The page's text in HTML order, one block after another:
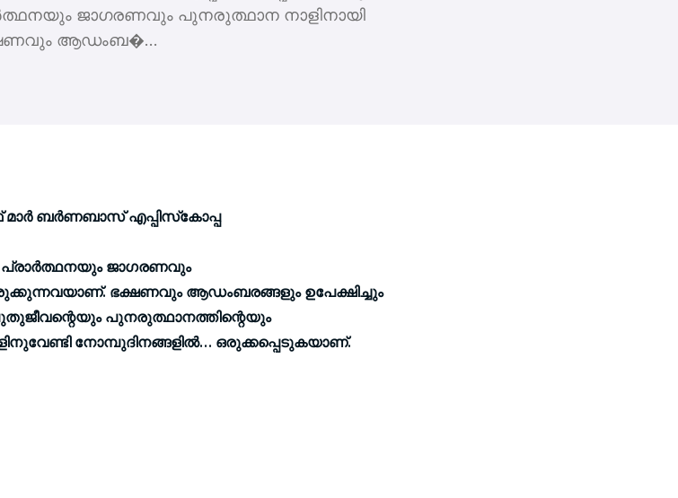
ജാഗരണവും പുനരുത്ഥാന നാളിനായി
ആഡംബ�...
മാര്‍ ബര്‍ണബാസ് എപ്പിസ്‌കോപ്പ
പ്രാര്‍ത്ഥനയും ജാഗരണവും
ഭക്ഷണവും ആഡംബരങ്ങളും ഉപേക്ഷിച്ചും
പുനരുത്ഥാനത്തിന്റെയും
നോമ്പുദിനങ്ങളില്‍… ഒരുക്കപ്പെടുകയാണ്.